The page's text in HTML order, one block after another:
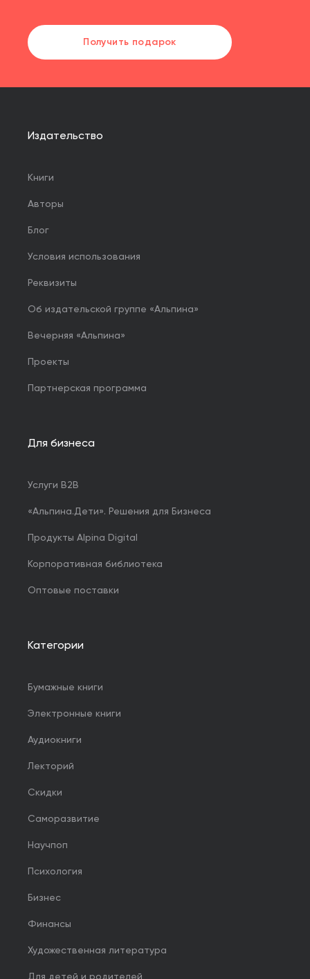
Получить подарок
Издательство
Книги
Авторы
Блог
Условия использования
Реквизиты
Об издательской группе «Альпина»
Вечерняя «Альпина»
Проекты
Партнерская программа
Для бизнеса
Услуги B2B
«Альпина.Дети». Решения для Бизнеса
Продукты Alpina Digital
Корпоративная библиотека
Оптовые поставки
Категории
Бумажные книги
Электронные книги
Аудиокниги
Лекторий
Скидки
Саморазвитие
Научпоп
Психология
Бизнес
Финансы
Художественная литература
Для детей и родителей